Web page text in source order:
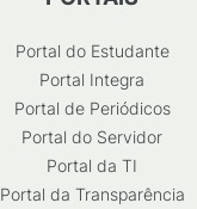
Portal do Estudante
Portal Integra
Portal de Periódicos
Portal do Servidor
Portal da TI
Portal da Transparência